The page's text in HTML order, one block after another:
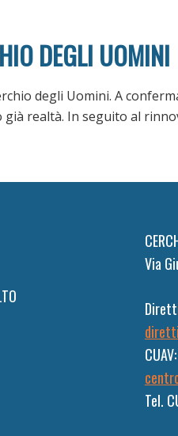
DEGLI UOMINI
degli Uomini. A
realtà. In seguito al
Via
CUAV:
Tel.